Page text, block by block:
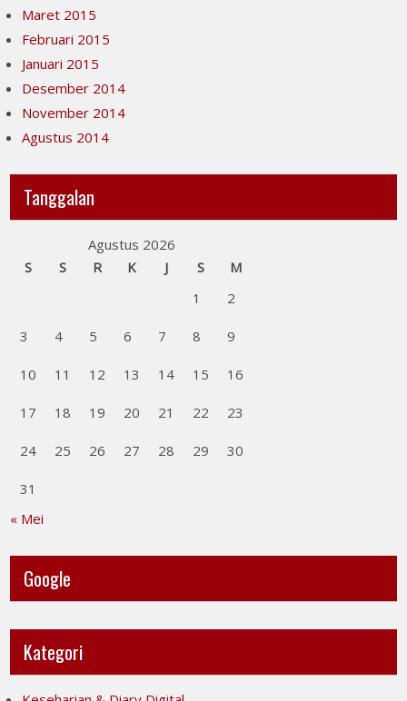
Maret 2015
Februari 2015
Januari 2015
Desember 2014
November 2014
Agustus 2014
Tanggalan
Agustus 2026
S
S R K J S
M
1
2
3 4 5 6 7 8 9
10 11 12 13 14 15 16
17 18 19 20 21 22 23
24 25 26 27 28 29 30
31
« Mei
Google
Kategori